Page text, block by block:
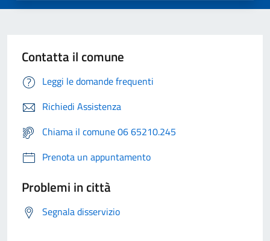
Contatta il comune
Leggi le domande frequenti
Richiedi Assistenza
Chiama il comune 06 65210.245
Prenota un appuntamento
Problemi in città
Segnala disservizio